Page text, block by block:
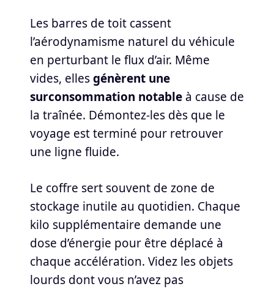
Les barres de toit cassent
l’aérodynamisme naturel du véhicule
en perturbant le flux d’air. Même
vides, ellesgénèrent une
surconsommation notableà cause de
la traînée. Démontez-les dès que le
voyage est terminé pour retrouver
une ligne fluide.
Le coffre sert souvent de zone de
stockage inutile au quotidien. Chaque
kilo supplémentaire demande une
dose d’énergie pour être déplacé à
chaque accélération. Videz les objets
lourds dont vous n’avez pas